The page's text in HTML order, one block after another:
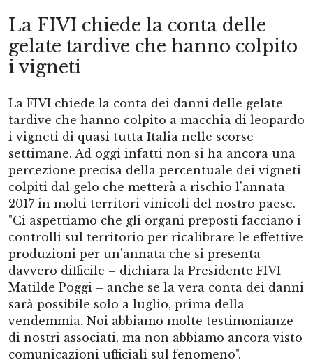
La FIVI chiede la conta delle
gelate tardive che hanno colpito
i vigneti
La FIVI chiede la conta dei danni delle gelate
tardive che hanno colpito a macchia di leopardo
i vigneti di quasi tutta Italia nelle scorse
settimane. Ad oggi infatti non si ha ancora una
percezione precisa della percentuale dei vigneti
colpiti dal gelo che metterà a rischio l'annata
2017 in molti territori vinicoli del nostro paese.
"Ci aspettiamo che gli organi preposti facciano i
controlli sul territorio per ricalibrare le effettive
produzioni per un'annata che si presenta
davvero difficile – dichiara la Presidente FIVI
Matilde Poggi – anche se la vera conta dei danni
sarà possibile solo a luglio, prima della
vendemmia. Noi abbiamo molte testimonianze
di nostri associati, ma non abbiamo ancora visto
comunicazioni ufficiali sul fenomeno".